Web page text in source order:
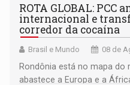
ROTA GLOBAL: PCC
internacional e
corredor da cocaína
Brasil e Mundo 08 de
Rondônia está no mapa do
abastece a Europa e a